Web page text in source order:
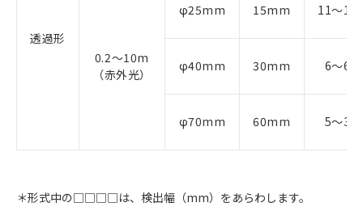
透過形
0.2～10m
（赤外光）
φ25mm 15mm 11～
φ40mm 30mm 6～60
φ70mm 60mm 5～30
＊形式中の□□□□は、検出幅（mm）をあらわします。